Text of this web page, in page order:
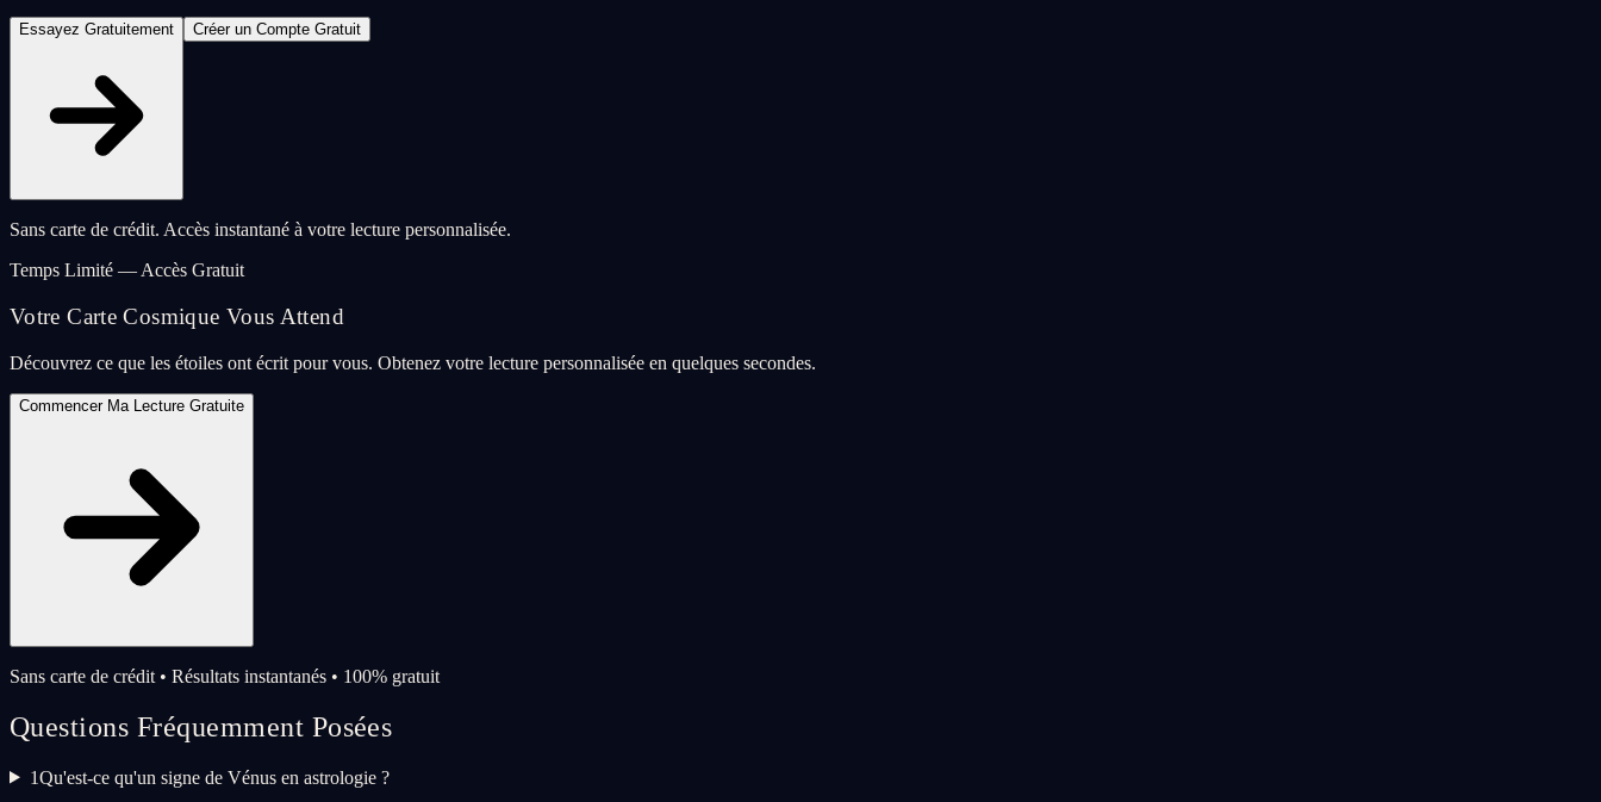
Essayez Gratuitement Créer un Compte Gratuit
Sans carte de crédit. Accès instantané à votre lecture personnalisée.
Temps Limité — Accès Gratuit
Votre Carte Cosmique Vous Attend
Découvrez ce que les étoiles ont écrit pour vous. Obtenez votre lecture personnalisée en quelques secondes.
Commencer Ma Lecture Gratuite
Sans carte de crédit • Résultats instantanés • 100% gratuit
Questions Fréquemment Posées
1Qu'est-ce qu'un signe de Vénus en astrologie ?